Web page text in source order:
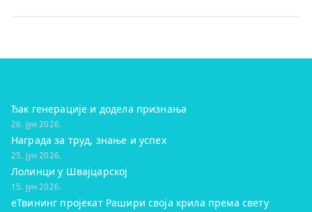
Ђак генерације и додела признања
26. јун 2026.
Награда за труд, знање и успех
25. јун 2026.
Лолинци у Швајцарској
15. јун 2026.
eТвининг пројекат Рашири своја крила према свету